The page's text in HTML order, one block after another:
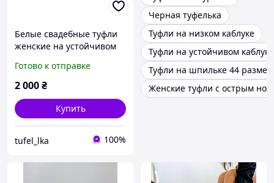
Белые свадебные туфли
женские на устойчивом
Готово к отправке
2 000₴
Купить
tufel_lka 100%
Черная туфелька
Туфли на низком каблуке
Туфли на устойчивом
Туфли на шпильке 44
Женские туфли с острым